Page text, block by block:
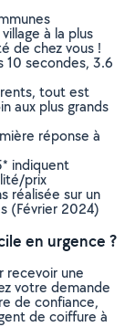
à la plus
de chez vous !
secondes, 3.6
tout est
aux plus grands
réponse à
indiquent
prix
réalisée sur un
(Février 2024)
en urgence ?
recevoir une
votre demande
de confiance,
de coiffure à